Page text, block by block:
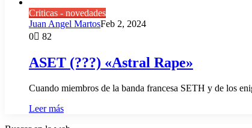
Criticas - novedades
Juan Angel MartosFeb 2, 2024
0
82
ASET (???) «Astral Rape»
Cuando miembros de la banda francesa SETH y de los
Leer más